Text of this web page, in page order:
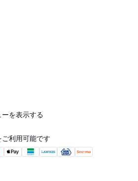
を表示する
利用可能です